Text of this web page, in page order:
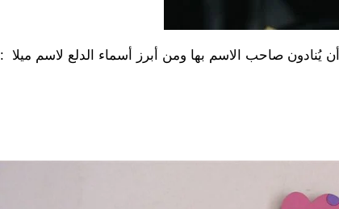
يُنادون صاحب الاسم بها ومن أبرز أسماء الدلع لاسم ميلا :